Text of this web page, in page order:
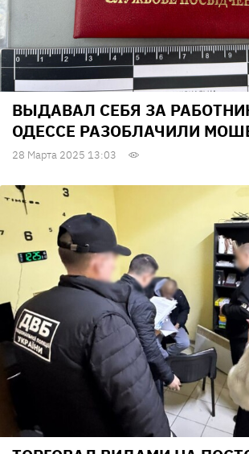
ВЫДАВАЛ СЕБЯ ЗА
ОДЕССЕ РАЗОБЛАЧИЛИ
28 Марта 2025 13:03